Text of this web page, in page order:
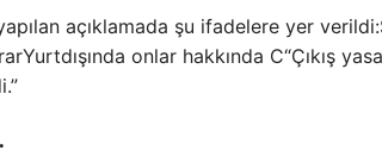
açıklamada şu ifadelere yer verildi:
Yurtdışında onlar hakkında C“Çıkış